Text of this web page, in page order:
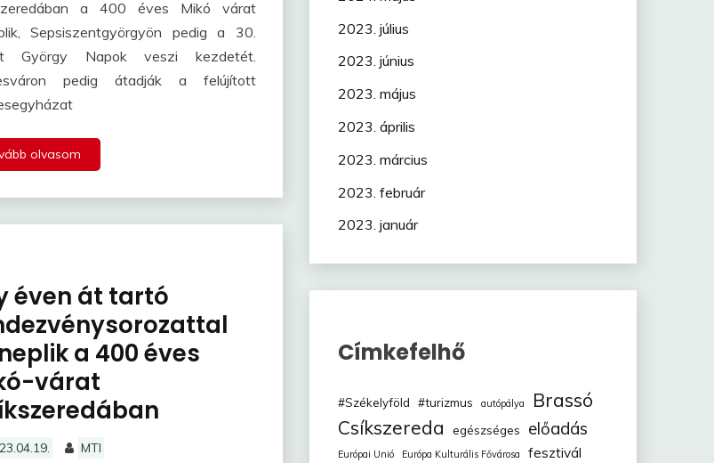
a 400 éves Mikó várat
Sepsiszentgyörgyön pedig a 30.
György Napok veszi kezdetét.
pedig átadják a felújított
olvasom
éven át tartó
a 400 éves
várat
MTI
2023. július
2023. június
2023. május
2023. április
2023. március
2023. február
2023. január
Címkefelhő
#Székelyföld #turizmus autópálya
Brassó
Csíkszereda
egészséges előadás
Európai Unió Európa Kulturális Fővárosa fesztivál